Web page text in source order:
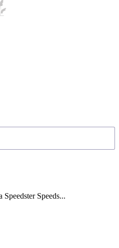
Speedster Speeds...